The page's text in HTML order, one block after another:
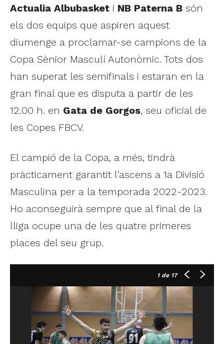
Actualia Albubasket i NB Paterna B són
els dos equips que aspiren aquest
diumenge a proclamar-se campions de la
Copa Sènior Masculí Autonòmic. Tots dos
han superat les semifinals i estaran en la
gran final que es disputa a partir de les
12.00 h. en Gata de Gorgos, seu oficial de
les Copes FBCV.
El campió de la Copa, a més, tindrà
pràcticament garantit l'ascens a 1a Divisió
Masculina per a la temporada 2022-2023.
Ho aconseguirà sempre que al final de la
lliga ocupe una de les quatre primeres
places del seu grup.
1de 17